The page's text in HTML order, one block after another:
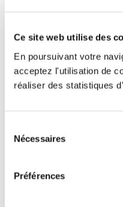
Ce site web utilise des
En poursuivant votre
acceptez l'utilisation de
réaliser des statistiques
Nécessaires
Préférences
Transport –
Abattoir